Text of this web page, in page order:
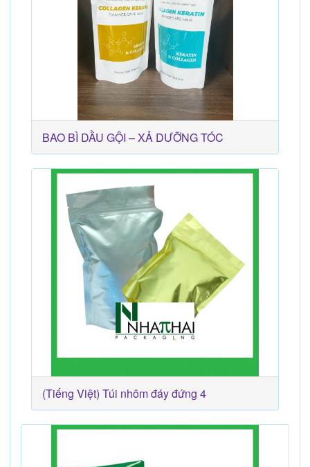
BAO BÌ DẦU GỘI – XẢ DƯỠNG TÓC
(Tiếng Việt) Túi nhôm đáy đứng 4